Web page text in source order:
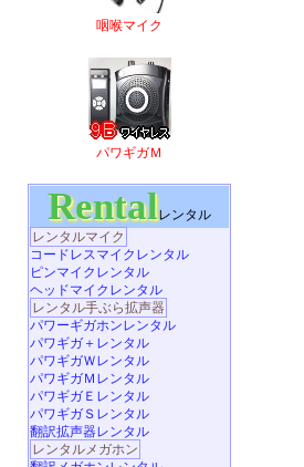
咽喉マイク
パワギガＭ
Rentalレンタル
レンタルマイク
コードレスマイクレンタル
ピンマイクレンタル
ヘッドマイクレンタル
レンタル手ぶら拡声器
パワーギガホンレンタル
パワギガ＋レンタル
パワギガＷレンタル
パワギガＭレンタル
パワギガＥレンタル
パワギガＳレンタル
翻訳拡声器レンタル
レンタルメガホン